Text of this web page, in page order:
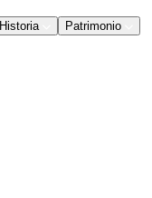
Historia
Patrimonio